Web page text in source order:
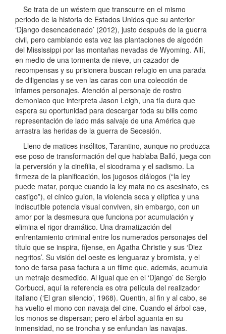
Se trata de un wéstern que transcurre en el mismo
periodo de la historia de Estados Unidos que su anterior
‘Django desencadenado’ (2012), justo después de la guerra
civil, pero cambiando esta vez las plantaciones de algodón
del Mississippi por las montañas nevadas de Wyoming. Allí,
en medio de una tormenta de nieve, un cazador de
recompensas y su prisionera buscan refugio en una parada
de diligencias y se ven las caras con una colección de
infames personajes. Atención al personaje de rostro
demoniaco que interpreta Jason Leigh, una tía dura que
espera su oportunidad para descargar toda su bilis como
representación de lado más salvaje de una América que
arrastra las heridas de la guerra de Secesión.
Lleno de matices insólitos, Tarantino, aunque no produzca
ese poso de transformación del que hablaba Balló, juega con
la perversión y la cinefilia, el sicodrama y el sadismo. La
firmeza de la planificación, los jugosos diálogos (“la ley
puede matar, porque cuando la ley mata no es asesinato, es
castigo”), el cínico guion, la violencia seca y elíptica y una
indiscutible potencia visual conviven, sin embargo, con un
amor por la desmesura que funciona por acumulación y
elimina el rigor dramático. Una dramatización del
enfrentamiento criminal entre los numerados personajes del
título que se inspira, fíjense, en Agatha Christie y sus ‘Diez
negritos’. Su visión del oeste es lenguaraz y bromista, y el
tono de farsa pasa factura a un filme que, además, acumula
un metraje desmedido. Al igual que en el ‘Django’ de Sergio
Corbucci, aquí la referencia es otra película del realizador
italiano (‘El gran silencio’, 1968). Quentin, al fin y al cabo, se
ha vuelto el mono con navaja del cine. Cuando el árbol cae,
los monos se dispersan; pero el árbol aguanta en su
inmensidad, no se troncha y se enfundan las navajas.